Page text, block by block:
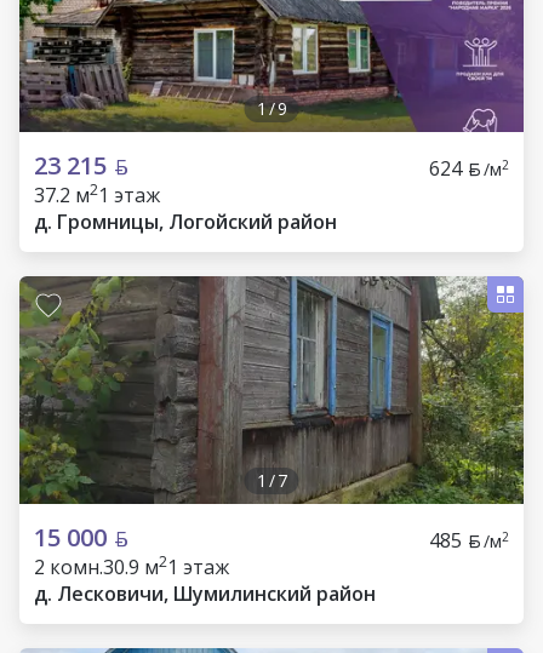
1/9
23 215 624 /м2
37.2 м21 этаж
д. Громницы, Логойский район
1 /7
15 000 485 /м2
2 комн.30.9 м21 этаж
д. Лесковичи, Шумилинский район